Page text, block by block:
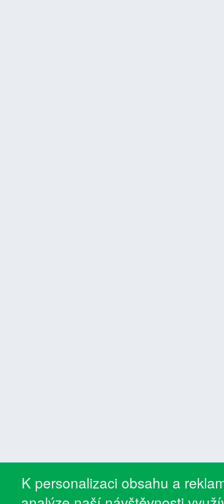
K personalizaci obsahu a